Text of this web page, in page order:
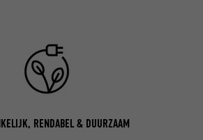
RENDABEL & DUURZAAM